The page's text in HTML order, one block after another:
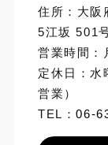
住所：大阪
5江坂 501
営業時間：
定休日：水
営業）
TEL：06-